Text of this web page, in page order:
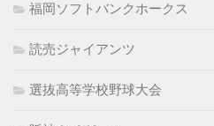
福岡ソフトバンクホークス
読売ジャイアンツ
選抜高等学校野球大会